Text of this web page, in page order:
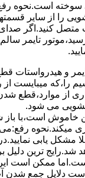
ﺳﻮﺧﺘﻪ اﺳﺖ.نحوه
را از ﺳﺎﯾﺮ
ﺑﻪ برق ۲۲۰ وﻟﺖ ﻣﺘﺼﻞ
ﺗﺎﯾﻤﺮ
ﺗﺎﯾﻤﺮ و ﻫﯿﺪرواﺳﺘﺎت
را،ﮐﻪ میبایست از
از موارد،ﻗﻄﻊ
می شود.
ﺧﺎﻣﻮش اﺳﺖ،ﺑﺎ
میکند.نحوه
مشکل یابی
شد.رایج ترین
ممکن است
دلایل جمع شدن